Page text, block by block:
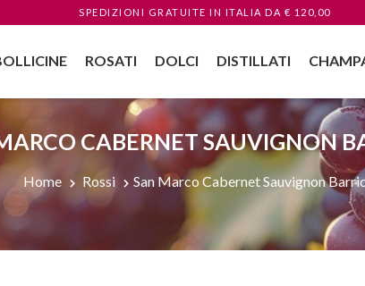
SPEDIZIONI GRATUITE IN ITALIA DA € 120,00
ROSATI DOLCI DISTILLATI
CABERNET SAUVIGNON
Home Rossi San Marco Cabernet Sauvignon